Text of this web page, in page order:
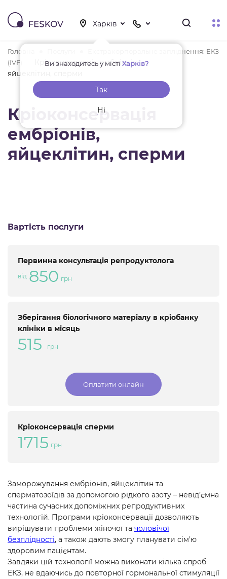
Ви знаходитесь у місті Харків?
Так
Ні
Головна
Екстракорпоральне запліднення: ЕКЗ
(IVF)
Кріоконсервація ембріонів,
яйцеклітин, сперми
Кріоконсервація
ембріонів,
яйцеклітин, сперми
Вартість послуги
Первинна консультація репродуктолога
від 850 грн
Зберігання біологічного матеріалу в кріобанку
клініки в місяць
515 грн
Оплатити онлайн
Кріоконсервація сперми
1715 грн
Заморожування ембріонів, яйцеклітин та
сперматозоїдів за допомогою рідкого азоту – невід’ємна
частина сучасних допоміжних репродуктивних
технологій. Програми кріоконсервації дозволяють
вирішувати проблеми жіночої та чоловічої
безплідності, а також дають змогу планувати сім’ю
здоровим пацієнтам.
Завдяки цій технології можна виконати кілька спроб
ЕКЗ, не вдаючись до повторної гормональної стимуляції